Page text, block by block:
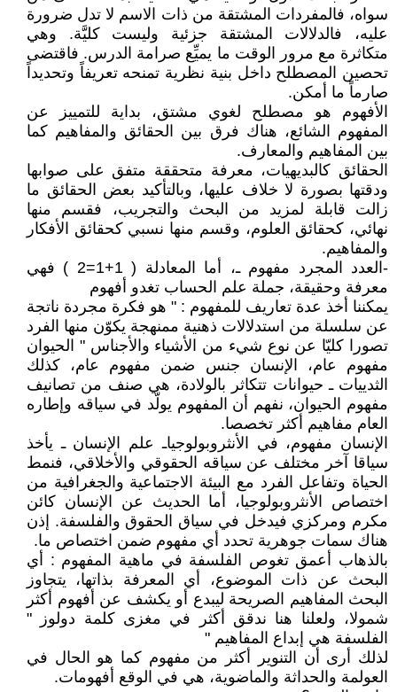
سواه، فالمفردات المشتقة من ذات الاسم لا تدل ضرورة
عليه، فالدلالات المشتقة جزئية وليست كليَّة. وهي
متكاثرة مع مرور الوقت ما يميِّع صرامة الدرس. فاقتضى
تحصين المصطلح داخل بنية نظرية تمنحه تعريفاً وتحديداً
صارماً ما أمكن.
الأفهوم هو مصطلح لغوي مشتق، بداية للتمييز عن
المفهوم الشائع، هناك فرق بين الحقائق والمفاهيم كما
بين المفاهيم والمعارف.
الحقائق كالبديهيات، معرفة متحققة متفق على صوابها
ودقتها بصورة لا خلاف عليها، وبالتأكيد بعض الحقائق ما
زالت قابلة لمزيد من البحث والتجريب، فقسم منها
نهائي، كحقائق العلوم، وقسم منها نسبي كحقائق الأفكار
والمفاهيم.
-العدد المجرد مفهوم ـ، أما المعادلة ( 1+1=2 ) فهي
معرفة وحقيقة، جملة علم الحساب تغدو أفهوم
يمكننا أخذ عدة تعاريف للمفهوم : " هو فكرة مجردة ناتجة
عن سلسلة من استدلالات ذهنية ممنهجة يكوّن منها الفرد
تصورا كليّا عن نوع شيء من الأشياء والأجناس " الحيوان
مفهوم عام، الإنسان جنس ضمن مفهوم عام، كذلك
الثدييات ـ حيوانات تتكاثر بالولادة، هي صنف من تصانيف
مفهوم الحيوان، نفهم أن المفهوم يولّد في سياقه وإطاره
العام مفاهيم أكثر تخصصا.
الإنسان مفهوم، في الأنثروبولوجياـ علم الإنسان ـ يأخذ
سياقا آخر مختلف عن سياقه الحقوقي والأخلاقي، فنمط
الحياة وتفاعل الفرد مع البيئة الاجتماعية والجغرافية من
اختصاص الأنثروبولوجيا، أما الحديث عن الإنسان كائن
مكرم ومركزي فيدخل في سياق الحقوق والفلسفة. إذن
هناك سمات جوهرية تحدد أي مفهوم ضمن اختصاص ما.
بالذهاب أعمق تغوص الفلسفة في ماهية المفهوم : أي
البحث عن ذات الموضوع، أي المعرفة بذاتها، يتجاوز
البحث المفاهيم الصريحة ليبدع أو يكشف عن أفهوم أكثر
شمولا، ولعلنا هنا ندقق أكثر في مغزى كلمة دولوز "
الفلسفة هي إبداع المفاهيم "
لذلك أرى أن التنوير أكثر من مفهوم كما هو الحال في
العولمة والحداثة والماضوية، هي في الوقع أفهومات.